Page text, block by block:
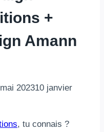
+
Amann
202310 janvier
, tu connais ?